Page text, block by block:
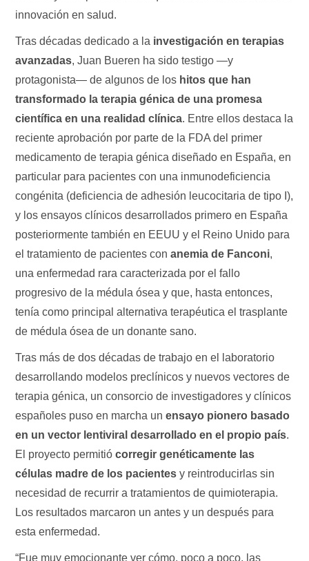
innovación en salud.
Tras décadas dedicado a la investigación en terapias
avanzadas, Juan Bueren ha sido testigo —y
protagonista— de algunos de los hitos que han
transformado la terapia génica de una promesa
científica en una realidad clínica. Entre ellos destaca la
reciente aprobación por parte de la FDA del primer
medicamento de terapia génica diseñado en España, en
particular para pacientes con una inmunodeficiencia
congénita (deficiencia de adhesión leucocitaria de tipo I),
y los ensayos clínicos desarrollados primero en España
posteriormente también en EEUU y el Reino Unido para
el tratamiento de pacientes conanemia de Fanconi,
una enfermedad rara caracterizada por el fallo
progresivo de la médula ósea y que, hasta entonces,
tenía como principal alternativa terapéutica el trasplante
de médula ósea de un donante sano.
Tras más de dos décadas de trabajo en el laboratorio
desarrollando modelos preclínicos y nuevos vectores de
terapia génica, un consorcio de investigadores y clínicos
españoles puso en marcha unensayo pionero basado
en un vector lentiviral desarrollado en el propio país.
El proyecto permitiócorregir genéticamente las
células madre de los pacientes y reintroducirlas sin
necesidad de recurrir a tratamientos de quimioterapia.
Los resultados marcaron un antes y un después para
esta enfermedad.
“Fue muy emocionante ver cómo, poco a poco, las